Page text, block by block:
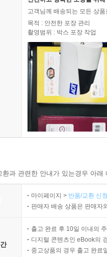
고객님께 배송되는 모든 상
목적 : 안전한 포장 관리
촬영범위 : 박스 포장 작업
과 관련한 안내가 있는경우 아
마이페이지 > 반품/교환 신
판매자 배송 상품은 판매자
출고 완료 후 10일 이내의
디지털 콘텐츠인 eBook의
중고상품의 경우 출고 완료